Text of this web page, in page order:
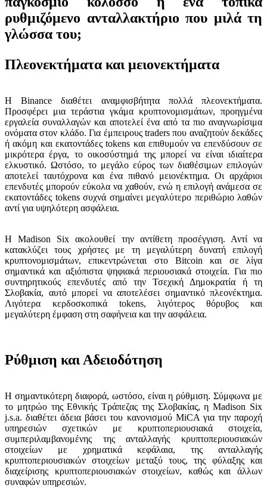
ρυθμιζόμενο ανταλλακτήριο που μιλά τη
γλώσσα του;
Πλεονεκτήματα και μειονεκτήματα
Η Binance διαθέτει αναμφισβήτητα πολλά πλεονεκτήματα.
Προσφέρει μια τεράστια γκάμα κρυπτονομισμάτων, προηγμένα
εργαλεία συναλλαγών και αποτελεί ένα από τα πιο αναγνωρίσιμα
ονόματα στον κλάδο. Για έμπειρους traders που αναζητούν δεκάδες
ή ακόμη και εκατοντάδες tokens και επιθυμούν να επενδύσουν σε
μικρότερα έργα, το οικοσύστημά της μπορεί να είναι ιδιαίτερα
ελκυστικό. Ωστόσο, το μεγάλο εύρος των διαθέσιμων επιλογών
αποτελεί ταυτόχρονα και ένα πιθανό μειονέκτημα. Οι αρχάριοι
επενδυτές μπορούν εύκολα να χαθούν, ενώ η επιλογή ανάμεσα σε
εκατοντάδες tokens συχνά σημαίνει μεγαλύτερο περιθώριο λαθών
αντί για υψηλότερη ασφάλεια.
Η Madison Six ακολουθεί την αντίθετη προσέγγιση. Αντί να
κατακλύζει τους χρήστες με τη μεγαλύτερη δυνατή επιλογή
κρυπτονομισμάτων, επικεντρώνεται στο Bitcoin και σε λίγα
σημαντικά και αξιόπιστα ψηφιακά περιουσιακά στοιχεία. Για πιο
συντηρητικούς επενδυτές από την Τσεχική Δημοκρατία ή τη
Σλοβακία, αυτό μπορεί να αποτελέσει σημαντικό πλεονέκτημα.
Λιγότερα κερδοσκοπικά tokens, λιγότερος θόρυβος και
μεγαλύτερη έμφαση στη σαφήνεια και την ασφάλεια.
Ρύθμιση και Αδειοδότηση
Η σημαντικότερη διαφορά, ωστόσο, είναι η ρύθμιση. Σύμφωνα με
το μητρώο της Εθνικής Τράπεζας της Σλοβακίας, η Madison Six
j.s.a. διαθέτει άδεια βάσει του κανονισμού MiCA για την παροχή
υπηρεσιών σχετικών με κρυπτοπεριουσιακά στοιχεία,
συμπεριλαμβανομένης της ανταλλαγής κρυπτοπεριουσιακών
στοιχείων με χρηματικά κεφάλαια, της ανταλλαγής
κρυπτοπεριουσιακών στοιχείων μεταξύ τους, της φύλαξης και
διαχείρισης κρυπτοπεριουσιακών στοιχείων, καθώς και άλλων
συναφών υπηρεσιών.